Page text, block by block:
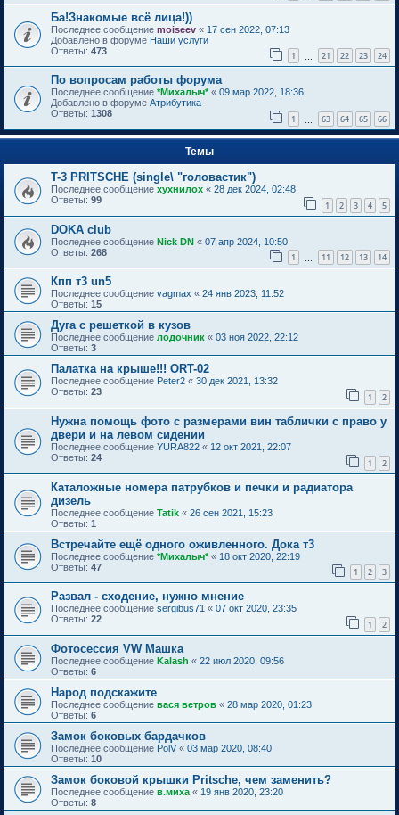
Ба!Знакомые всё лица!))
Последнее сообщение moiseev « 17 сен 2022, 07:13
Добавлено в форуме Наши услуги
Ответы: 473 1 21 22 23 24
По вопросам работы форума
Последнее сообщение *Михалыч*« 09 мар 2022, 18:36
Добавлено в форуме Атрибутика
Ответы: 1308 1 63 64 65 66
Темы
T-3 PRITSCHE (single\ "головастик")
Последнее сообщение хухнилох « 28 дек 2024, 02:48
Ответы: 99 1 2 3 4 5
DOKA club
Последнее сообщение Nick DN « 07 апр 2024, 10:50
Ответы: 268 1 11 12 13 14
Кпп т3 un5
Последнее сообщение vagmax « 24 янв 2023, 11:52
Ответы: 15
Дуга с решеткой в кузов
Последнее сообщение лодочник « 03 ноя 2022, 22:12
Ответы: 3
Палатка на крыше!!! ORT-02
Последнее сообщение Peter2 « 30 дек 2021, 13:32
Ответы: 23 1 2
Нужна помощь фото с размерами вин таблички с право у
двери и на левом сидении
Последнее сообщение YURA822 « 12 окт 2021, 22:07
Ответы: 24 1 2
Каталожные номера патрубков и печки и радиатора
дизель
Последнее сообщение Tatik « 26 сен 2021, 15:23
Ответы: 1
Встречайте ещё одного оживленного. Дока т3
Последнее сообщение *Михалыч*« 18 окт 2020, 22:19
Ответы: 47 1 2 3
Развал - сходение, нужно мнение
Последнее сообщение sergibus71 « 07 окт 2020, 23:35
Ответы: 22 1 2
Фотосессия VW Машка
Последнее сообщение Kalash « 22 июл 2020, 09:56
Ответы: 6
Народ подскажите
Последнее сообщение вася ветров « 28 мар 2020, 01:23
Ответы: 6
Замок боковых бардачков
Последнее сообщение PolV « 03 мар 2020, 08:40
Ответы: 10
Замок боковой крышки Pritsche, чем заменить?
Последнее сообщение в.миха « 19 янв 2020, 23:20
Ответы: 8